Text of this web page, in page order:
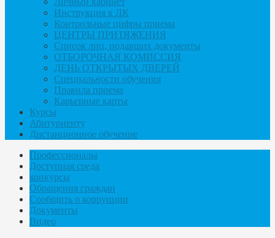
Инструкция к ЛК
Контрольные цифры приема
ЦЕНТРЫ ПРИТЯЖЕНИЯ
Список лиц, подавших документы
ОТБОРОЧНАЯ КОМИССИЯ
ДЕНЬ ОТКРЫТЫХ ДВЕРЕЙ
Специальности обучения
Правила приема
Карьерные карты
Курсы
Абитуриенту
Дистанционное обучение
Профессионалы
Доступная среда
конкурсы
Обращения граждан
Сообщить о коррупции
Документы
Видео